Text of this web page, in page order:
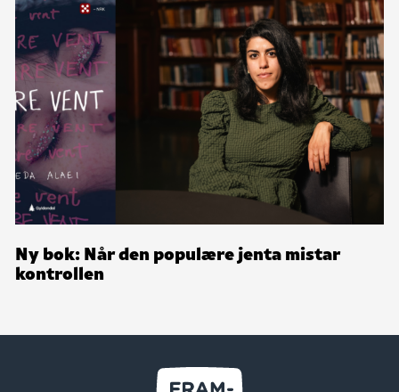
Ny bok: Når den populære jenta mistar
kontrollen